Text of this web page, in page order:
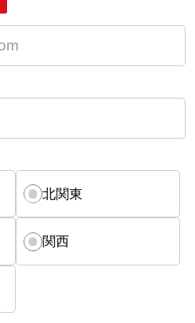
北関東
関西